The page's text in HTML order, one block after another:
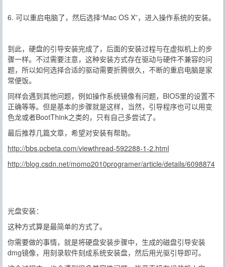
6. 可以重启电脑了，然后选择“Mac OS X”，进入操作系统的安装。
到此，硬盘的引导安装完成了，后面的安装过程与在虚拟机上的步
骤一样。不过需要注意，这种安装方式存在驱动与硬件不兼容的问
题，所以如何选择合适的驱动需要折腾很久，不断的重启电脑是家
常便饭。
同样会遇到其他问题，例如操作系统镜像有问题，BIOS里的设置不
正确等等。但是基本的步骤就是这样，当然，引导程序也可以用变
色龙或者BootThink之类的，只有自己多尝试了。
最后推荐几篇文章，希望对安装有帮助。
http://bbs.pcbeta.com/viewthread-592288-1-2.html
http://blog.csdn.net/momo2010programer/article/details/6098874
光盘安装：
这种方式算是最简单的方式了。
你需要做的事情，就是将硬盘安装步骤中，生成的磁盘引导安装
dmg镜像，用刻录软件刻成系统安装盘，然后用光驱引导即可。